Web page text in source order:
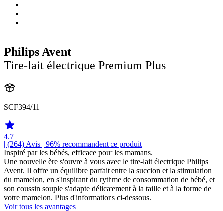
Philips Avent
Tire-lait électrique Premium Plus
SCF394/11
4.7
| (264) Avis | 96% recommandent ce produit
Inspiré par les bébés, efficace pour les mamans.
Une nouvelle ère s'ouvre à vous avec le tire-lait électrique Philips
Avent. Il offre un équilibre parfait entre la succion et la stimulation
du mamelon, en s'inspirant du rythme de consommation de bébé, et
son coussin souple s'adapte délicatement à la taille et à la forme de
votre mamelon. Plus d'informations ci-dessous.
Voir tous les avantages